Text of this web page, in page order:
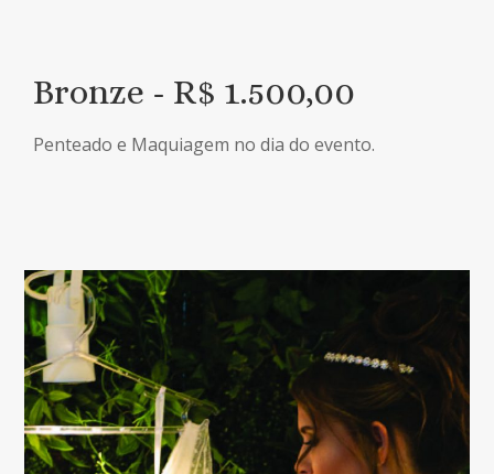
Bronze - R$ 1.500,00
Penteado e Maquiagem no dia do evento.